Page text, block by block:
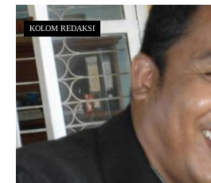
KOLOM REDAKSI